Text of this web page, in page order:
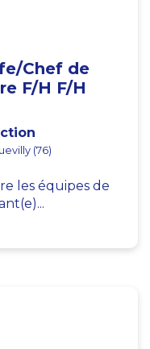
Chef de
F/H F/H
(76)
les équipes de